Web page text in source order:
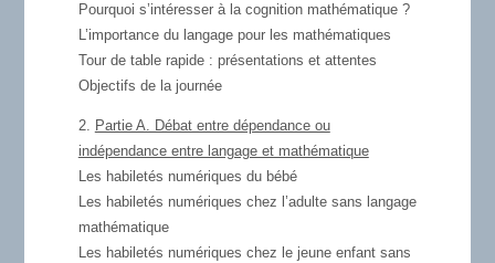
Pourquoi s’intéresser à la cognition mathématique ?
L’importance du langage pour les mathématiques
Tour de table rapide : présentations et attentes
Objectifs de la journée
2. Partie A. Débat entre dépendance ou
indépendance entre langage et mathématique
Les habiletés numériques du bébé
Les habiletés numériques chez l’adulte sans langage
mathématique
Les habiletés numériques chez le jeune enfant sans